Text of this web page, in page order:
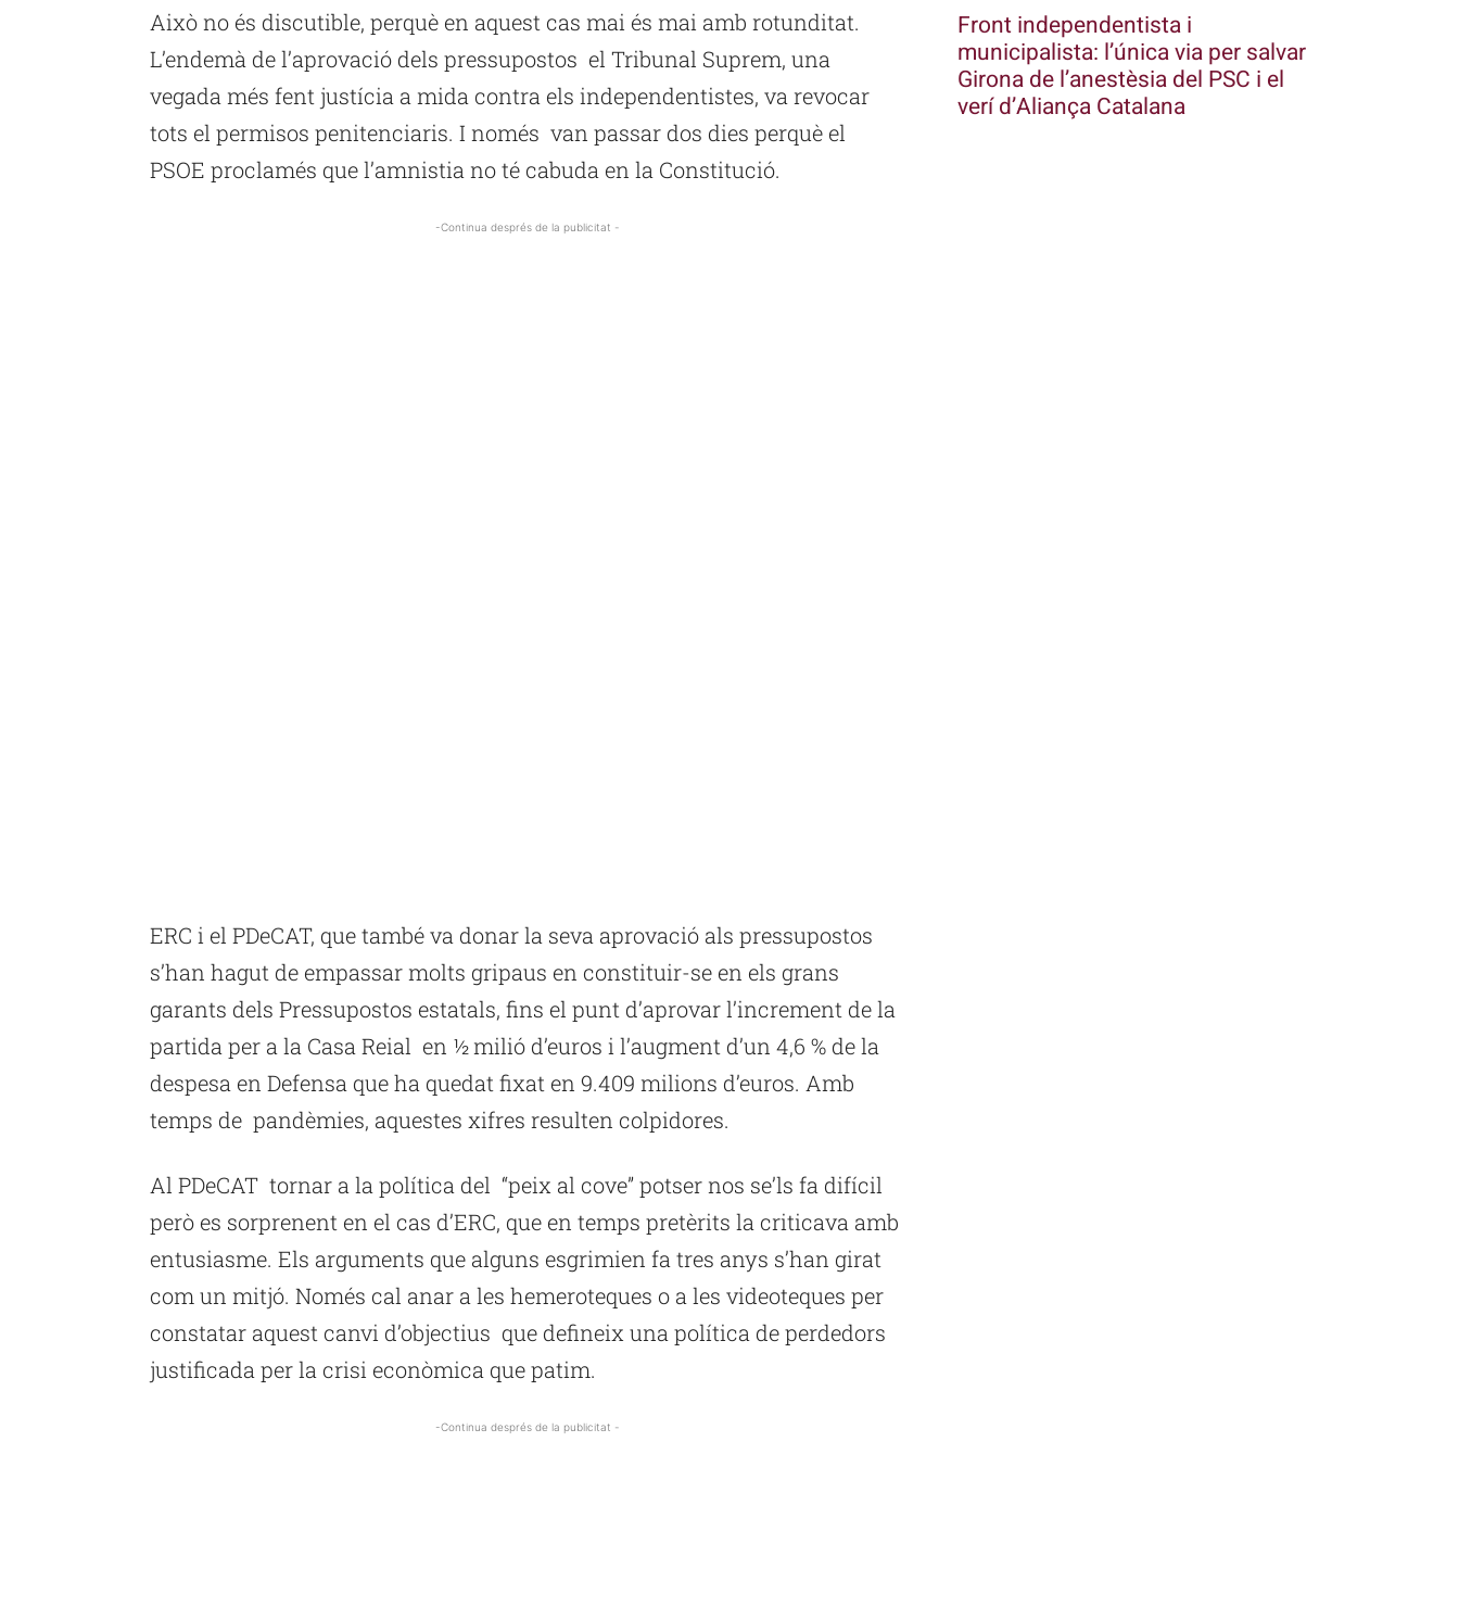
Això no és discutible, perquè en aquest cas mai és mai amb rotunditat.
L’endemà de l’aprovació dels pressupostos el Tribunal Suprem, una
vegada més fent justícia a mida contra els independentistes, va revocar
tots el permisos penitenciaris. I només van passar dos dies perquè el
PSOE proclamés que l’amnistia no té cabuda en la Constitució.
-Continua després de la publicitat -
ERC i el PDeCAT, que també va donar la seva aprovació als pressupostos
s’han hagut de empassar molts gripaus en constituir-se en els grans
garants dels Pressupostos estatals, fins el punt d’aprovar l’increment de la
partida per a la Casa Reial en ½ milió d’euros i l’augment d’un 4,6 % de la
despesa en Defensa que ha quedat fixat en 9.409 milions d’euros. Amb
temps de pandèmies, aquestes xifres resulten colpidores.
Al PDeCAT tornar a la política del “peix al cove” potser nos se’ls fa difícil
però es sorprenent en el cas d’ERC, que en temps pretèrits la criticava amb
entusiasme. Els arguments que alguns esgrimien fa tres anys s’han girat
com un mitjó. Només cal anar a les hemeroteques o a les videoteques per
constatar aquest canvi d’objectius que defineix una política de perdedors
justificada per la crisi econòmica que patim.
-Continua després de la publicitat -
Front independentista i
municipalista: l’única via per salvar
Girona de l’anestèsia del PSC i el
verí d’Aliança Catalana